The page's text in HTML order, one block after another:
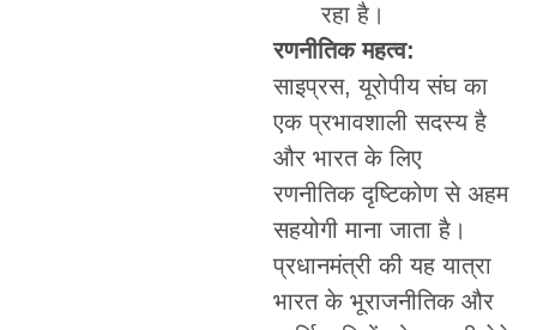
रहा है।
रणनीतिक महत्व:
साइप्रस, यूरोपीय संघ का
एक प्रभावशाली सदस्य है
और भारत के लिए
रणनीतिक दृष्टिकोण से अहम
सहयोगी माना जाता है।
प्रधानमंत्री की यह यात्रा
भारत के भूराजनीतिक और